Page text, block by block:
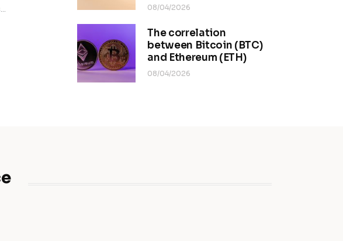
08/04/2026
The correlation
between Bitcoin (BTC)
and Ethereum (ETH)
08/04/2026